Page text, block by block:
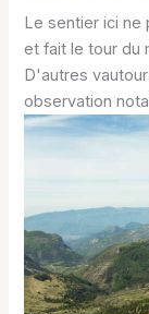
Le sentier ici ne
et fait le tour du
D'autres
observation